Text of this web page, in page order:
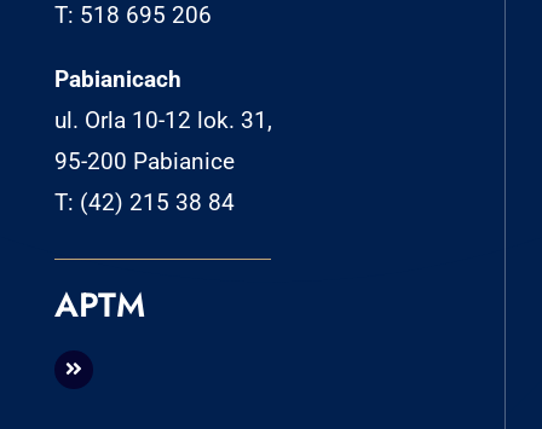
T: 518 695 206
Pabianicach
ul. Orla 10-12 lok. 31,
95-200 Pabianice
T: (42) 215 38 84
APTM